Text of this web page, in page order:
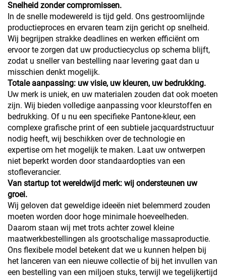
Snelheid zonder compromissen.
In de snelle modewereld is tijd geld. Ons gestroomlijnde
productieproces en ervaren team zijn gericht op snelheid.
Wij begrijpen strakke deadlines en werken efficiënt om
ervoor te zorgen dat uw productiecyclus op schema blijft,
zodat u sneller van bestelling naar levering gaat dan u
misschien denkt mogelijk.
Totale aanpassing: uw visie, uw kleuren, uw bedrukking.
Uw merk is uniek, en uw materialen zouden dat ook moeten
zijn. Wij bieden volledige aanpassing voor kleurstoffen en
bedrukking. Of u nu een specifieke Pantone-kleur, een
complexe grafische print of een subtiele jacquardstructuur
nodig heeft, wij beschikken over de technologie en
expertise om het mogelijk te maken. Laat uw ontwerpen
niet beperkt worden door standaardopties van een
stofleverancier.
Van startup tot wereldwijd merk: wij ondersteunen uw
groei.
Wij geloven dat geweldige ideeën niet belemmerd zouden
moeten worden door hoge minimale hoeveelheden.
Daarom staan wij met trots achter zowel kleine
maatwerkbestellingen als grootschalige massaproductie.
Ons flexibele model betekent dat we u kunnen helpen bij
het lanceren van een nieuwe collectie of bij het invullen van
een bestelling van een miljoen stuks, terwijl we tegelijkertijd